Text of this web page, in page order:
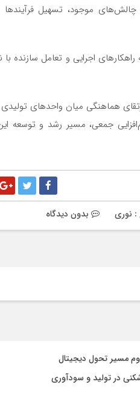
موجود، تسهیل فرآیندها
اجرایی و تعامل سازنده با
هماهنگی میان واحدهای تولیدی
جمعی، مسیر رشد و توسعه
: نوری بدون دیدگاه